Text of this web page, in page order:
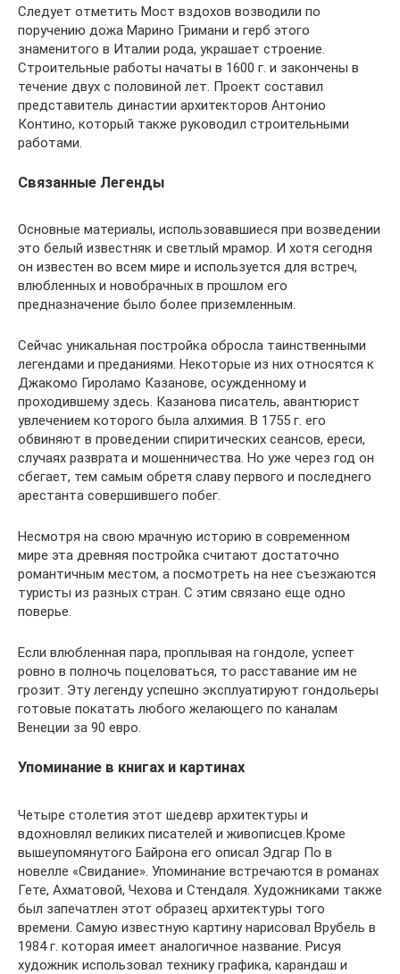
Следует отметить Мост вздохов возводили по
поручению дожа Марино Гримани и герб этого
знаменитого в Италии рода, украшает строение.
Строительные работы начаты в 1600 г. и закончены в
течение двух с половиной лет. Проект составил
представитель династии архитекторов Антонио
Контино, который также руководил строительными
работами.
Связанные Легенды
Основные материалы, использовавшиеся при возведении
это белый известняк и светлый мрамор. И хотя сегодня
он известен во всем мире и используется для встреч,
влюбленных и новобрачных в прошлом его
предназначение было более приземленным.
Сейчас уникальная постройка обросла таинственными
легендами и преданиями. Некоторые из них относятся к
Джакомо Гироламо Казанове, осужденному и
проходившему здесь. Казанова писатель, авантюрист
увлечением которого была алхимия. В 1755 г. его
обвиняют в проведении спиритических сеансов, ереси,
случаях разврата и мошенничества. Но уже через год он
сбегает, тем самым обретя славу первого и последнего
арестанта совершившего побег.
Несмотря на свою мрачную историю в современном
мире эта древняя постройка считают достаточно
романтичным местом, а посмотреть на нее съезжаются
туристы из разных стран. С этим связано еще одно
поверье.
Если влюбленная пара, проплывая на гондоле, успеет
ровно в полночь поцеловаться, то расставание им не
грозит. Эту легенду успешно эксплуатируют гондольеры
готовые покатать любого желающего по каналам
Венеции за 90 евро.
Упоминание в книгах и картинах
Четыре столетия этот шедевр архитектуры и
вдохновлял великих писателей и живописцев.Кроме
вышеупомянутого Байрона его описал Эдгар По в
новелле «Свидание». Упоминание встречаются в романах
Гете, Ахматовой, Чехова и Стендаля. Художниками также
был запечатлен этот образец архитектуры того
времени. Самую известную картину нарисовал Врубель в
1984 г. которая имеет аналогичное название. Рисуя
художник использовал технику графика, карандаш и